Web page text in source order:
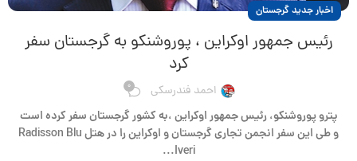
اخبار جدید گرجستان
رئیس جمهور اوکراین ، پوروشنکو به گرجستان سفر
کرد
احمد فندرسکی 0
پترو پوروشنکو، رئیس جمهور اوکراین ،به کشور گرجستان سفر کرده است
و طی این سفر انجمن تجاری گرجستان و اوکراین را در هتل Radisson Blu
Iveri...